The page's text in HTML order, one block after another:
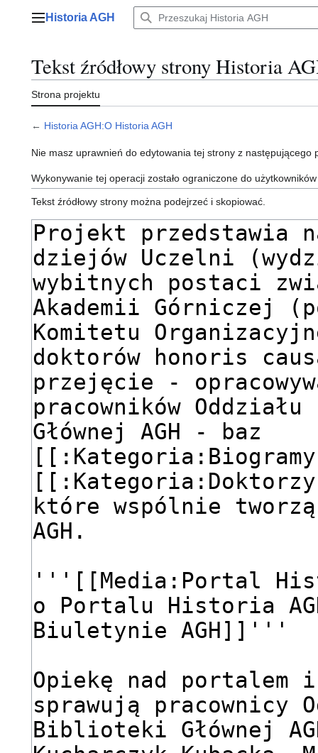
Menu główne
Historia AGH
Tekst źródłowy strony Historia
Strona projektu
← Historia AGH:O Historia AGH
Nie masz uprawnień do edytowania tej strony z następującego
Wykonywanie tej operacji zostało ograniczone do
Tekst źródłowy strony można podejrzeć i skopiować.